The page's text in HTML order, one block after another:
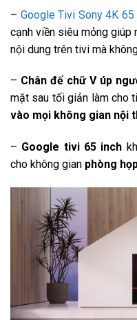
Tần số quét thực:
120 Hz
Tiện ích
Điều khiển tivi bằng điện
Ứng dụng Android TV
Điều khiển bằng giọng nói:
Assistant có tiếng Việt
Chiếu hình từ điện thoại lên
Remote thông minh:
Remote tích hợp tích micro
Kết nối ứng dụng các thiết
Không có
Ứng dụng phổ biến:
YouTube
Netflix
– Google Tivi Sony 4K
cạnh viền siêu mỏng
nội dung trên tivi mà
– Chân đế chữ V úp
mặt sau tối giản làm cho
vào mọi không gian nội
– Google tivi 65 inch
cho không gian phòng